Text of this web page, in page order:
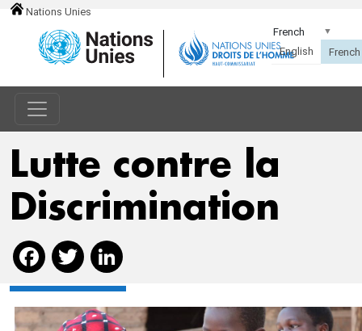
Nations Unies
Lutte contre la
Discrimination
Facebook
Twitter